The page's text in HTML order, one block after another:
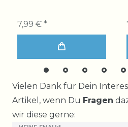
7,99 € *
Vielen Dank für Dein
Artikel, wenn Du Fragen
wir diese gerne: